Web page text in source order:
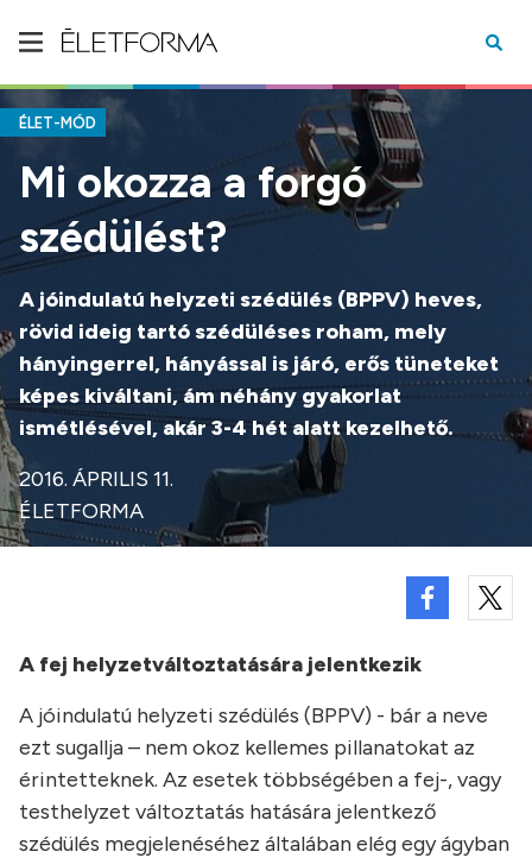
ÉLET-MÓD
Mi okozza a forgó
szédülést?
A jóindulatú helyzeti szédülés (BPPV) heves,
rövid ideig tartó szédüléses roham, mely
hányingerrel, hányással is járó, erős tüneteket
képes kiváltani, ám néhány gyakorlat
ismétlésével, akár 3-4 hét alatt kezelhető.
2016. ÁPRILIS 11.
ÉLETFORMA
A fej helyzetváltoztatására jelentkezik
A jóindulatú helyzeti szédülés (BPPV) - bár a neve
ezt sugallja – nem okoz kellemes pillanatokat az
érintetteknek. Az esetek többségében a fej-, vagy
testhelyzet változtatás hatására jelentkező
szédülés megjelenéséhez általában elég egy ágyban